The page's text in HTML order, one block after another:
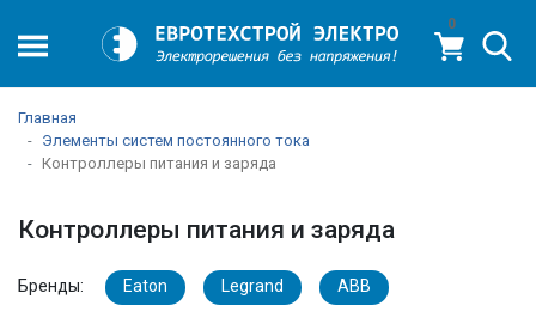
0
Главная
Элементы систем постоянного тока
Контроллеры питания и заряда
Контроллеры питания и заряда
Бренды: Eaton Legrand ABB